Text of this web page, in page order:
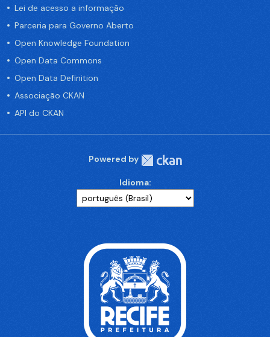
Lei de acesso a informação
Parceria para Governo Aberto
Open Knowledge Foundation
Open Data Commons
Open Data Definition
Associação CKAN
API do CKAN
Powered by
Idioma